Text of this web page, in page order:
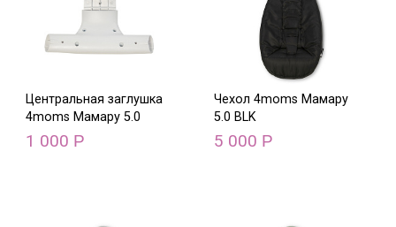
Центральная заглушка
4moms Мамару 5.0
1 000 Р
Чехол 4moms Мамару
5.0 BLK
5 000 Р